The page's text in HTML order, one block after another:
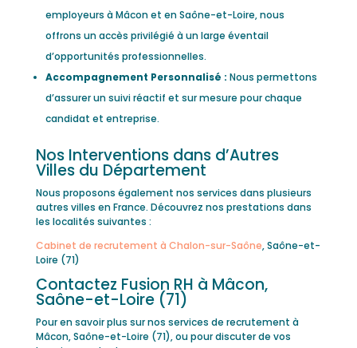
employeurs à Mâcon et en Saône-et-Loire, nous
offrons un accès privilégié à un large éventail
d’opportunités professionnelles.
Accompagnement Personnalisé : Nous permettons
d’assurer un suivi réactif et sur mesure pour chaque
candidat et entreprise.
Nos Interventions dans d’Autres
Villes du Département
Nous proposons également nos services dans plusieurs
autres villes en France. Découvrez nos prestations dans
les localités suivantes :
Cabinet de recrutement à Chalon-sur-Saône, Saône-et-
Loire (71)
Contactez Fusion RH à Mâcon,
Saône-et-Loire (71)
Pour en savoir plus sur nos services de recrutement à
Mâcon, Saône-et-Loire (71), ou pour discuter de vos